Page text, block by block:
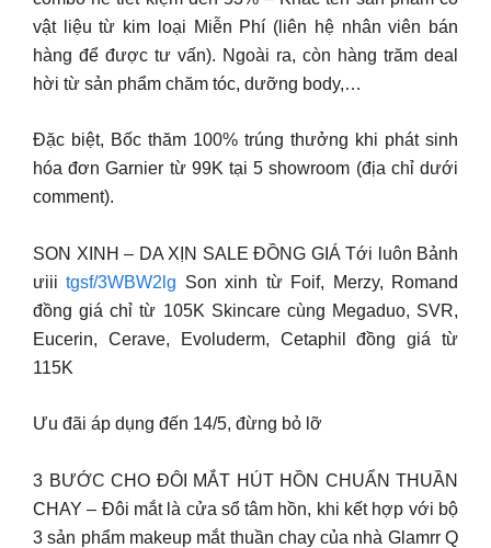
vật liệu từ kim loại Miễn Phí (liên hệ nhân viên bán
hàng để được tư vấn). Ngoài ra, còn hàng trăm deal
hời từ sản phẩm chăm tóc, dưỡng body,…
Đặc biệt, Bốc thăm 100% trúng thưởng khi phát sinh
hóa đơn Garnier từ 99K tại 5 showroom (địa chỉ dưới
comment).
SON XINH – DA XỊN SALE ĐỒNG GIÁ Tới luôn Bảnh
ưiiitgsf/3WBW2lg Son xinh từ Foif, Merzy, Romand
đồng giá chỉ từ 105K Skincare cùng Megaduo, SVR,
Eucerin, Cerave, Evoluderm, Cetaphil đồng giá từ
115K
Ưu đãi áp dụng đến 14/5, đừng bỏ lỡ
3 BƯỚC CHO ĐÔI MẮT HÚT HỒN CHUẨN THUẦN
CHAY – Đôi mắt là cửa sổ tâm hồn, khi kết hợp với bộ
3 sản phẩm makeup mắt thuần chay của nhà Glamrr Q